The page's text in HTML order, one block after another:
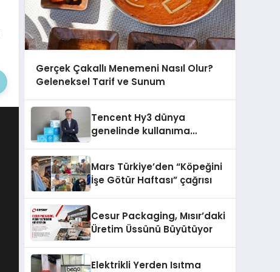
Gerçek Çakallı Menemeni Nasıl Olur?
Geleneksel Tarif ve Sunum
Tencent Hy3 dünya
genelinde kullanıma
Mars Türkiye’den “Köpeğini
İşe Götür Haftası” çağrısı
Cesur Packaging, Mısır’daki
Üretim Üssünü Büyütüyor
Elektrikli Yerden Isıtma